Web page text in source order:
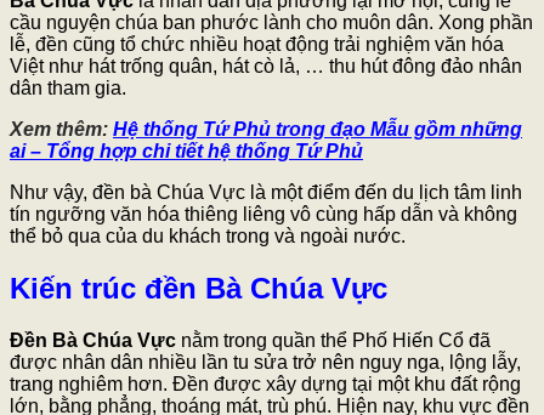
cầu nguyện chúa ban phước lành cho muôn dân. Xong phần
lễ, đền cũng tổ chức nhiều hoạt động trải nghiệm văn hóa
Việt như hát trống quân, hát cò lả, … thu hút đông đảo nhân
dân tham gia.
Xem thêm: Hệ thống Tứ Phủ trong đạo Mẫu gồm những
ai – Tổng hợp chi tiết hệ thống Tứ Phủ
Như vậy, đền bà Chúa Vực là một điểm đến du lịch tâm linh
tín ngưỡng văn hóa thiêng liêng vô cùng hấp dẫn và không
thể bỏ qua của du khách trong và ngoài nước.
Kiến trúc đền Bà Chúa Vực
Đền Bà Chúa Vực nằm trong quần thể Phố Hiến Cổ đã
được nhân dân nhiều lần tu sửa trở nên nguy nga, lộng lẫy,
trang nghiêm hơn. Đền được xây dựng tại một khu đất rộng
lớn, bằng phẳng, thoáng mát, trù phú. Hiện nay, khu vực đền